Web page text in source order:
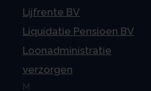
Lijfrente BV
Liquidatie Pensioen BV
Loonadministratie
verzorgen
M